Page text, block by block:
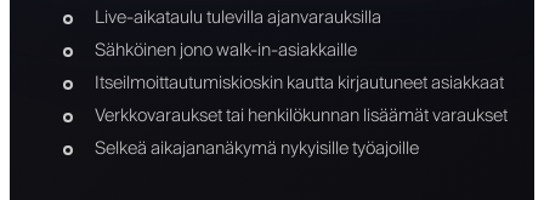
Live-aikataulu tulevilla ajanvarauksilla
Sähköinen jono walk-in-asiakkaille
Itseilmoittautumiskioskin kautta kirjautuneet asiakkaat
Verkkovaraukset tai henkilökunnan lisäämät varaukset
Selkeä aikajananäkymä nykyisille työajoille